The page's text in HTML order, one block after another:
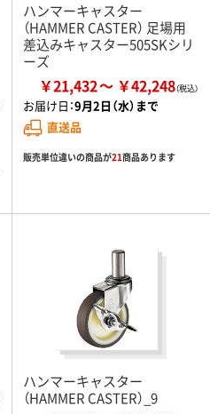
ハンマーキャスター
（HAMMER CASTER） 足場用
差込みキャスター505SKシリ
ーズ
￥21,432 ￥42,248
お届け日：9月2日（水）まで
直送品
販売単位違いの商品が21商品あります
ハンマーキャスター
（HAMMER CASTER）_9